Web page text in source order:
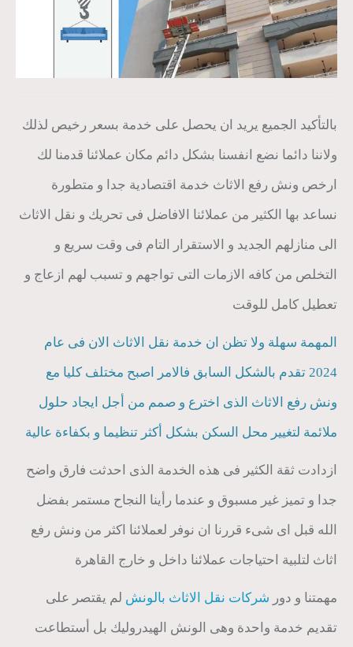
بالتأكيد الجميع يريد ان يحصل على خدمة بسعر رخيص لذلك
ولاننا دائما نضع انفسنا بشكل دائم مكان عملائنا قدمنا لك
ارخص ونش رفع الاثاث خدمة اقتصادية جدا و متطورة
نساعد بها الكثير من عملائنا الافاضل فى تحريك و نقل الاثاث
الى منازلهم الجديد و الاستقرار التام فى وقت سريع و
التخلص من كافه الازمات التى تواجهم و تسبب لهم ازعاج و
تعطيل كامل للوقت
المهمة سهلة ولا تظن ان خدمة نقل الاثاث الان فى عام
2024 تقدم بالشكل السابق فالامر اصبح مختلف كليا مع
ونش رفع الاثاث الذى اخترع و صمم من أجل ايجاد حلول
ملائمة لتغيير محل السكن بشكل أكثر تنظيما و بكفاءة عالية
ازدادت ثقة الكثير فى هذه الخدمة الذى احدثت فارق واضح
جدا و تميز غير مسبوق و عندما رأينا النجاح مستمر بفضل
الله قبل اى شىء قررنا ان نوفر لعملائنا اكثر من ونش رفع
اثاث لتلبية احتياجات عملائنا داخل و خارج القاهرة
مهمتنا و دور شركات نقل الاثاث بالونش لم يقتصر على
تقديم خدمة واحدة وهى الونش الهيدروليك بل أستطاعت